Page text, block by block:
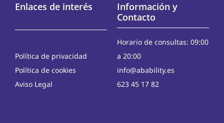
Enlaces de interés
Política de privacidad
Política de cookies
Aviso Legal
Información y
Contacto
Horario de consultas: 09:00
a 20:00
info@abability.es
623 45 17 82